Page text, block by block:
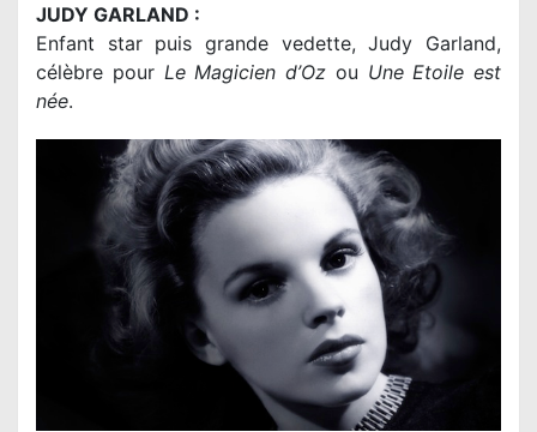
JUDY GARLAND :
Enfant star puis grande vedette, Judy Garland,
célèbre pour Le Magicien d’Oz ou Une Etoile est
née.